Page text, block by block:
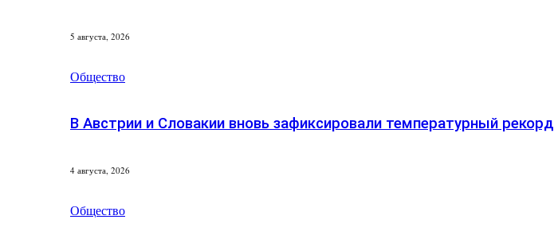
5 августа, 2026
Общество
В Австрии и Словакии вновь зафиксировали температурный рекорд
4 августа, 2026
Общество